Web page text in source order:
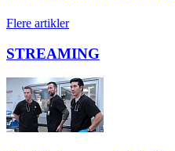
Flere artikler
STREAMING